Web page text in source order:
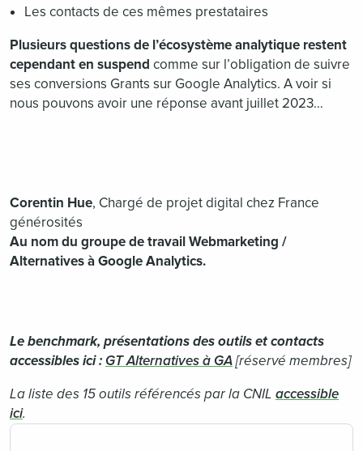
Les contacts de ces mêmes prestataires
Plusieurs questions de l’écosystème analytique restent
cependant en suspend comme sur l’obligation de suivre
ses conversions Grants sur Google Analytics. A voir si
nous pouvons avoir une réponse avant juillet 2023…
Corentin Hue, Chargé de projet digital chez France
générosités
Au nom du groupe de travail Webmarketing /
Alternatives à Google Analytics.
Le benchmark, présentations des outils et contacts
accessibles ici : GT Alternatives à GA[réservé membres]
La liste des 15 outils référencés par la CNIL accessible
ici.